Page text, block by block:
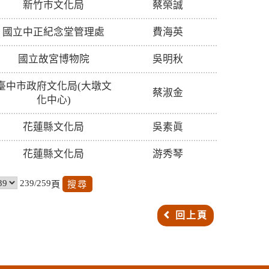
新竹市文化局 蔡榮誠
國立中正紀念堂管理處 費海英
國立故宮博物院 吳明秋
中市政府文化局(大墩文
化中心)
蔡淑金
花蓮縣文化局 吳素眞
花蓮縣文化局 游秀琴
239/259頁
回上頁